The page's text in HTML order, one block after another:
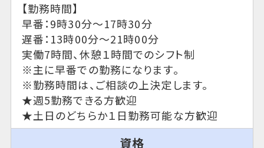
【勤務時間】
早番：9時30分～17時30分
遅番：13時00分～21時00分
実働7時間、休憩１時間でのシフト制
※主に早番での勤務になります。
※勤務時間は、ご相談の上決定します。
★週5勤務できる方歓迎
★土日のどちらか１日勤務可能な方歓迎
資格